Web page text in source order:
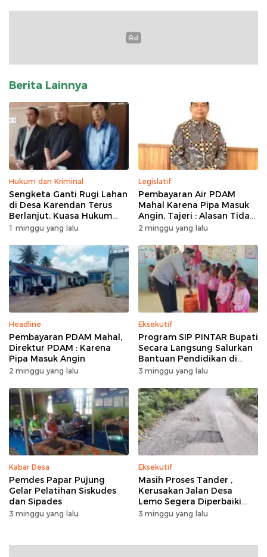
Berita Lainnya
Hukum dan Kriminal
Sengketa Ganti Rugi Lahan
di Desa Karendan Terus
Berlanjut, Kuasa Hukum
Ajukan Kasasi
1 minggu yang lalu
Legislatif
Pembayaran Air PDAM
Mahal Karena Pipa Masuk
Angin, Tajeri : Alasan Tidak
Masuk Akal
2 minggu yang lalu
Headline
Pembayaran PDAM Mahal,
Direktur PDAM : Karena
Pipa Masuk Angin
2 minggu yang lalu
Eksekutif
Program SIP PINTAR Bupati
Secara Langsung Salurkan
Bantuan Pendidikan di
Desa Mampuak ll
3 minggu yang lalu
Kabar Desa
Pemdes Papar Pujung
Gelar Pelatihan Siskudes
dan Sipades
3 minggu yang lalu
Eksekutif
Masih Proses Tander ,
Kerusakan Jalan Desa
Lemo Segera Diperbaiki
Tahun Ini
3 minggu yang lalu